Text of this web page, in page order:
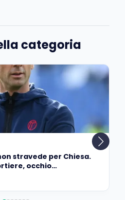
categoria
stravede per Chiesa.
occhio